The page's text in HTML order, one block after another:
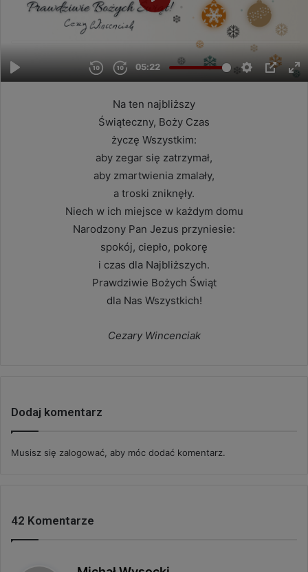
Na ten najbliższy
Świąteczny, Boży Czas
życzę Wszystkim:
aby zegar się zatrzymał,
aby zmartwienia zmalały,
a troski zniknęły.
Niech w ich miejsce w każdym domu
Narodzony Pan Jezus przyniesie:
spokój, ciepło, pokorę
i czas dla Najbliższych.
Prawdziwie Bożych Świąt
dla Nas Wszystkich!
Cezary Wincenciak
Dodaj komentarz
Musisz się zalogować , aby móc dodać komentarz.
42 Komentarze